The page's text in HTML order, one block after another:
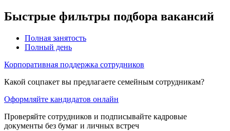
Быстрые фильтры подбора вакансий
Полная занятость
Полный день
Корпоративная поддержка сотрудников
Какой соцпакет вы предлагаете семейным сотрудникам?
Оформляйте кандидатов онлайн
Проверяйте сотрудников и подписывайте кадровые
документы без бумаг и личных встреч